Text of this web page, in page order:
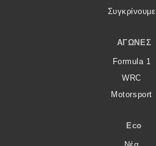
Συγκρίνουμε
ΑΓΏΝΕΣ
Formula 1
WRC
Motorsport
Eco